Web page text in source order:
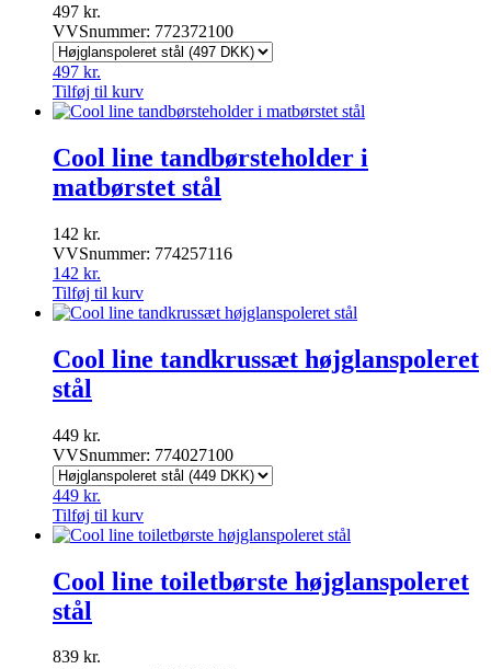
497 kr.
VVSnummer: 772372100
497 kr.
Tilføj til kurv
Cool line tandbørsteholder i
matbørstet stål
142 kr.
VVSnummer: 774257116
142 kr.
Tilføj til kurv
Cool line tandkrussæt højglanspoleret
stål
449 kr.
VVSnummer: 774027100
449 kr.
Tilføj til kurv
Cool line toiletbørste højglanspoleret
stål
839 kr.